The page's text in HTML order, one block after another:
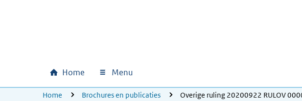
Hoofdnavigatie
Home Menu
U bevindt zich hier:
Home Brochures en publicaties Overige ruling 20200922 RULOV